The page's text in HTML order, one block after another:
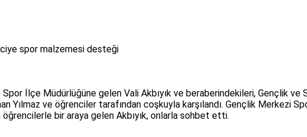
spor malzemesi desteği
Spor İlçe Müdürlüğüne gelen Vali Akbıyık ve beraberindekileri, Gençlik ve
Yılmaz ve öğrenciler tarafından coşkuyla karşılandı. Gençlik Merkezi
öğrencilerle bir araya gelen Akbıyık, onlarla sohbet etti.